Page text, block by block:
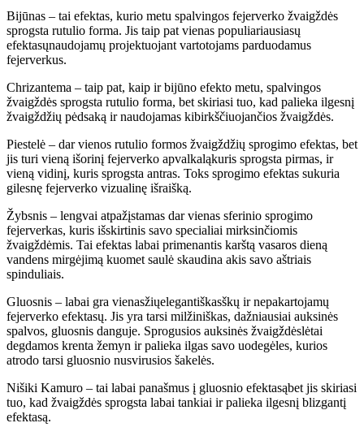
Bijūnas – tai efektas, kurio metu spalvingos fejerverko žvaigždės
sprogsta rutulio forma. Jis taip pat vienas populiariausiasų
efektasųnaudojamų projektuojant vartotojams parduodamus
fejerverkus.
Chrizantema – taip pat, kaip ir bijūno efekto metu, spalvingos
žvaigždės sprogsta rutulio forma, bet skiriasi tuo, kad palieka ilgesnį
žvaigždžių pėdsaką ir naudojamas kibirkščiuojančios žvaigždės.
Piestelė – dar vienos rutulio formos žvaigždžių sprogimo efektas, bet
jis turi vieną išorinį fejerverko apvalkaląkuris sprogsta pirmas, ir
vieną vidinį, kuris sprogsta antras. Toks sprogimo efektas sukuria
gilesnę fejerverko vizualinę išraišką.
Žybsnis – lengvai atpažįstamas dar vienas sferinio sprogimo
fejerverkas, kuris išskirtinis savo specialiai mirksinčiomis
žvaigždėmis. Tai efektas labai primenantis karštą vasaros dieną
vandens mirgėjimą kuomet saulė skaudina akis savo aštriais
spinduliais.
Gluosnis – labai gra vienasžiųelegantiškasškų ir nepakartojamų
fejerverko efektasų. Jis yra tarsi milžiniškas, dažniausiai auksinės
spalvos, gluosnis danguje. Sprogusios auksinės žvaigždėslėtai
degdamos krenta žemyn ir palieka ilgas savo uodegėles, kurios
atrodo tarsi gluosnio nusvirusios šakelės.
Nišiki Kamuro – tai labai panašmus į gluosnio efektasąbet jis skiriasi
tuo, kad žvaigždės sprogsta labai tankiai ir palieka ilgesnį blizgantį
efektasą.